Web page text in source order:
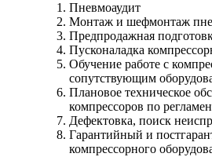
Пневмоаудит
Монтаж и шефмонтаж
Предпродажная
Пусконаладка
Обучение работе с
сопутствующим
Плановое техническое
компрессоров по
Дефектовка, поиск
Гарантийный и
компрессорного